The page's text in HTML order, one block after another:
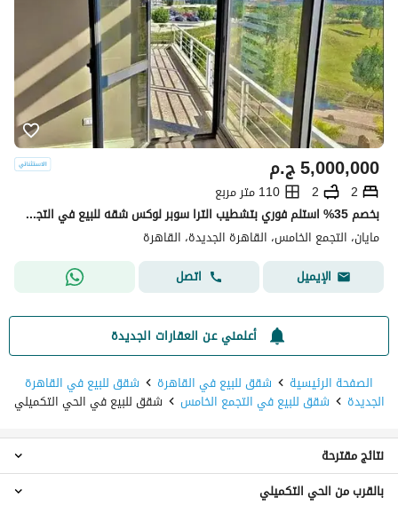
ج.م5,000,000
2
2
110 متر مربع
بخصم 35% استلم فوري بتشطيب الترا سوبر لوكس شقه للبيع في التجمع الخامس كمبوند مايان Mayan new cairo امام الرحاب بجوار كريك تاون والمطار دقائق من AUC
مايان، التجمع الخامس، القاهرة الجديدة، القاهرة
الإيميل
اتصل
أعلمني عن العقارات الجديدة
الصفحة الرئيسية
شقق للبيع في القاهرة شقق للبيع في القاهرة
الجديدة شقق للبيع في التجمع الخامس شقق للبيع في الحي التكميلي
شقق 2 غرفة نوم للبيع في الحي التكميلي
نتائج مقترحة
بالقرب من الحي التكميلي